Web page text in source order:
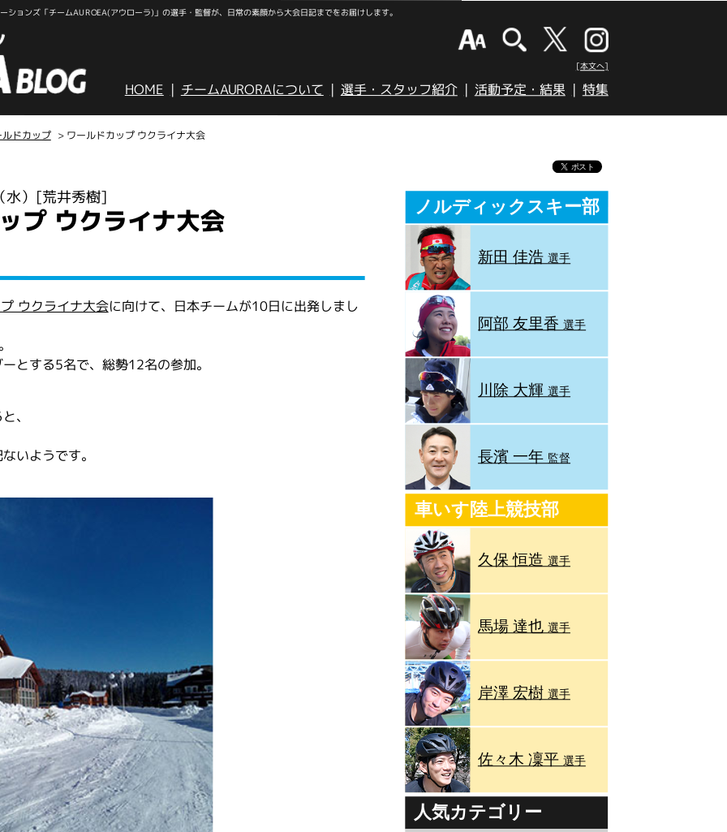
ョンズ「チームAUROEA(アウローラ)」の選手・監督が、日常の素顔から大会日記までをお届けします。
[本文へ]
HOME チームAURORAについて 選手・スタッフ紹介 活動予定・結果 特集
ドカップ > ワールドカップ ウクライナ大会
） [荒井秀樹]
プ ウクライナ大会
ウクライナ大会に向けて、日本チームが10日に出発しまし
とする5名で、総勢12名の参加。
、
いようです。
ノルディックスキー部
新田 佳浩選手
阿部 友里香選手
川除 大輝選手
長濱 一年 監督
車いす陸上競技部
久保 恒造 選手
馬場 達也 選手
岸澤 宏樹 選手
佐々木 凜平 選手
人気カテゴリー